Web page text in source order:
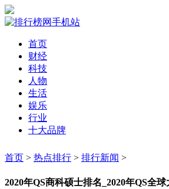
首页
财经
科技
人物
生活
娱乐
行业
十大品牌
首页 > 热点排行 > 排行新闻 >
2020年QS商科硕士排名_2020年QS全